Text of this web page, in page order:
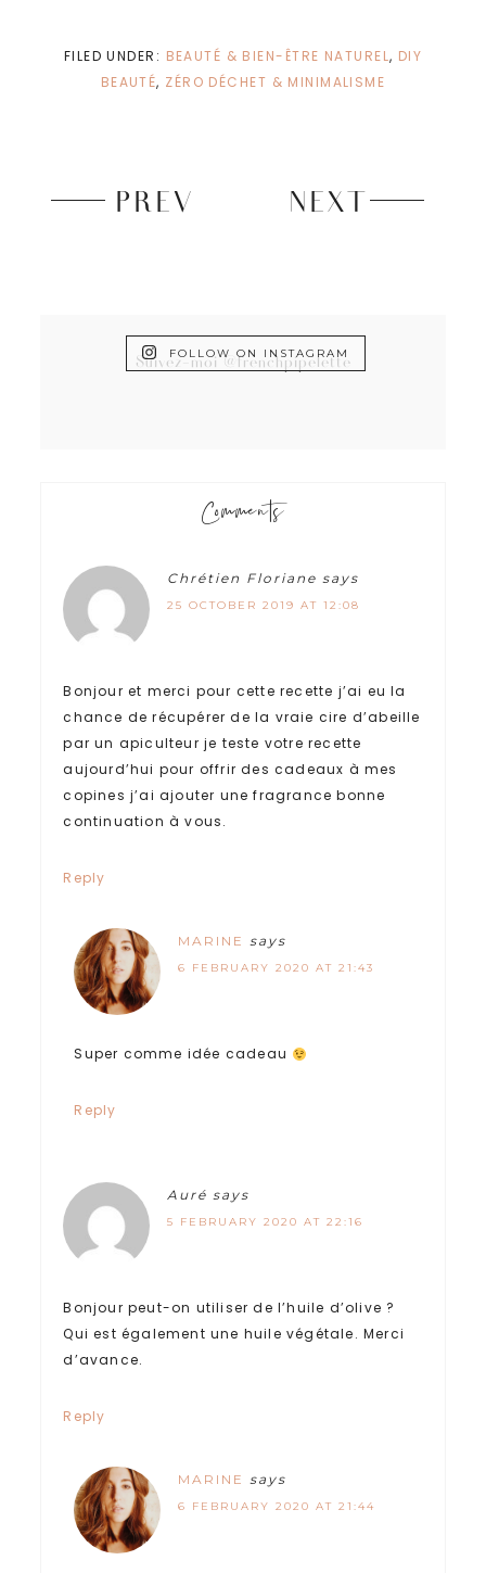
FILED UNDER: BEAUTÉ & BIEN-ÊTRE NATUREL, DIY
BEAUTÉ, ZÉRO DÉCHET & MINIMALISME
PREV NEXT
Suivez-moi @frenchpipelette
FOLLOW ON INSTAGRAM
Comments
Chrétien Floriane says
25 OCTOBER 2019 AT 12:08
Bonjour et merci pour cette recette j’ai eu la
chance de récupérer de la vraie cire d’abeille
par un apiculteur je teste votre recette
aujourd’hui pour offrir des cadeaux à mes
copines j’ai ajouter une fragrance bonne
continuation à vous.
Reply
MARINE says
6 FEBRUARY 2020 AT 21:43
Super comme idée cadeau
Reply
Auré says
5 FEBRUARY 2020 AT 22:16
Bonjour peut-on utiliser de l’huile d’olive ?
Qui est également une huile végétale. Merci
d’avance.
Reply
MARINE says
6 FEBRUARY 2020 AT 21:44